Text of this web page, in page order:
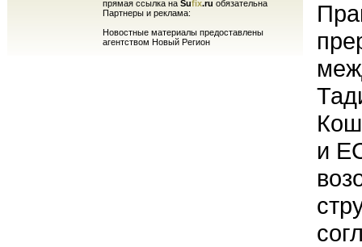
прямая ссылка на Sufix.ru обязательна
Партнеры и реклама:
Новостные материалы предоставлены
агентством Новый Регион
и